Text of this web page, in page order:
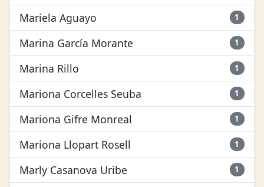
Mariela Aguayo 1
Marina García Morante 1
Marina Rillo 1
Mariona Corcelles Seuba 1
Mariona Gifre Monreal 1
Mariona Llopart Rosell 1
Marly Casanova Uribe 1